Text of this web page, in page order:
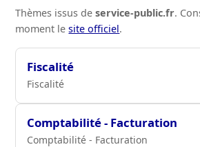
Thèmes issus deservice-public.fr.
moment lesite officiel.
Fiscalité
Fiscalité
Comptabilité - Facturation
Comptabilité - Facturation